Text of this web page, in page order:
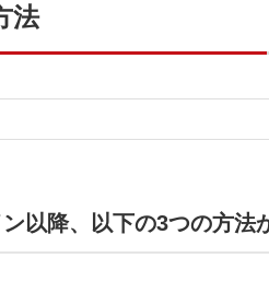
法
以降、以下の3つの方法